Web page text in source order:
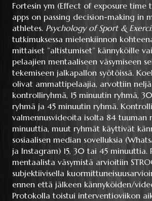
Fortesin ym (Effect of exposure time
apps on passing decision-making in
athletes. Psychology of Sport &
tutkimuksessa mielenkiinnon
mittaiset ”altistumiset” kännyköille
pelaajien mentaaliseen väsymiseen
tekemiseen jalkapallon syötöissä.
olivat ammattipelaajia, arvottiin
kontrolliryhmä, 15 minuutin ryhmä,
ryhmä ja 45 minuutin ryhmä.
valmennusvideoita isolta 84 tuuman
minuuttia, muut ryhmät käyttivät
sosiaalisen median sovelluksia
ja Instagram) 15, 30 tai 45 minuuttia.
mentaalista väsymistä arvioitiin
subjektiivisella
ennen että jälkeen kännyköiden/
Protokolla toistui interventioviikon